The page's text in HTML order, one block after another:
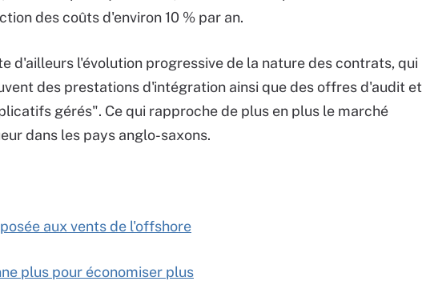
des coûts d'environ 10 % par an.
d'ailleurs l'évolution progressive de la nature des contrats, qui
des prestations d'intégration ainsi que des offres d'audit et
gérés". Ce qui rapproche de plus en plus le marché
dans les pays anglo-saxons.
aux vents de l'offshore
plus pour économiser plus